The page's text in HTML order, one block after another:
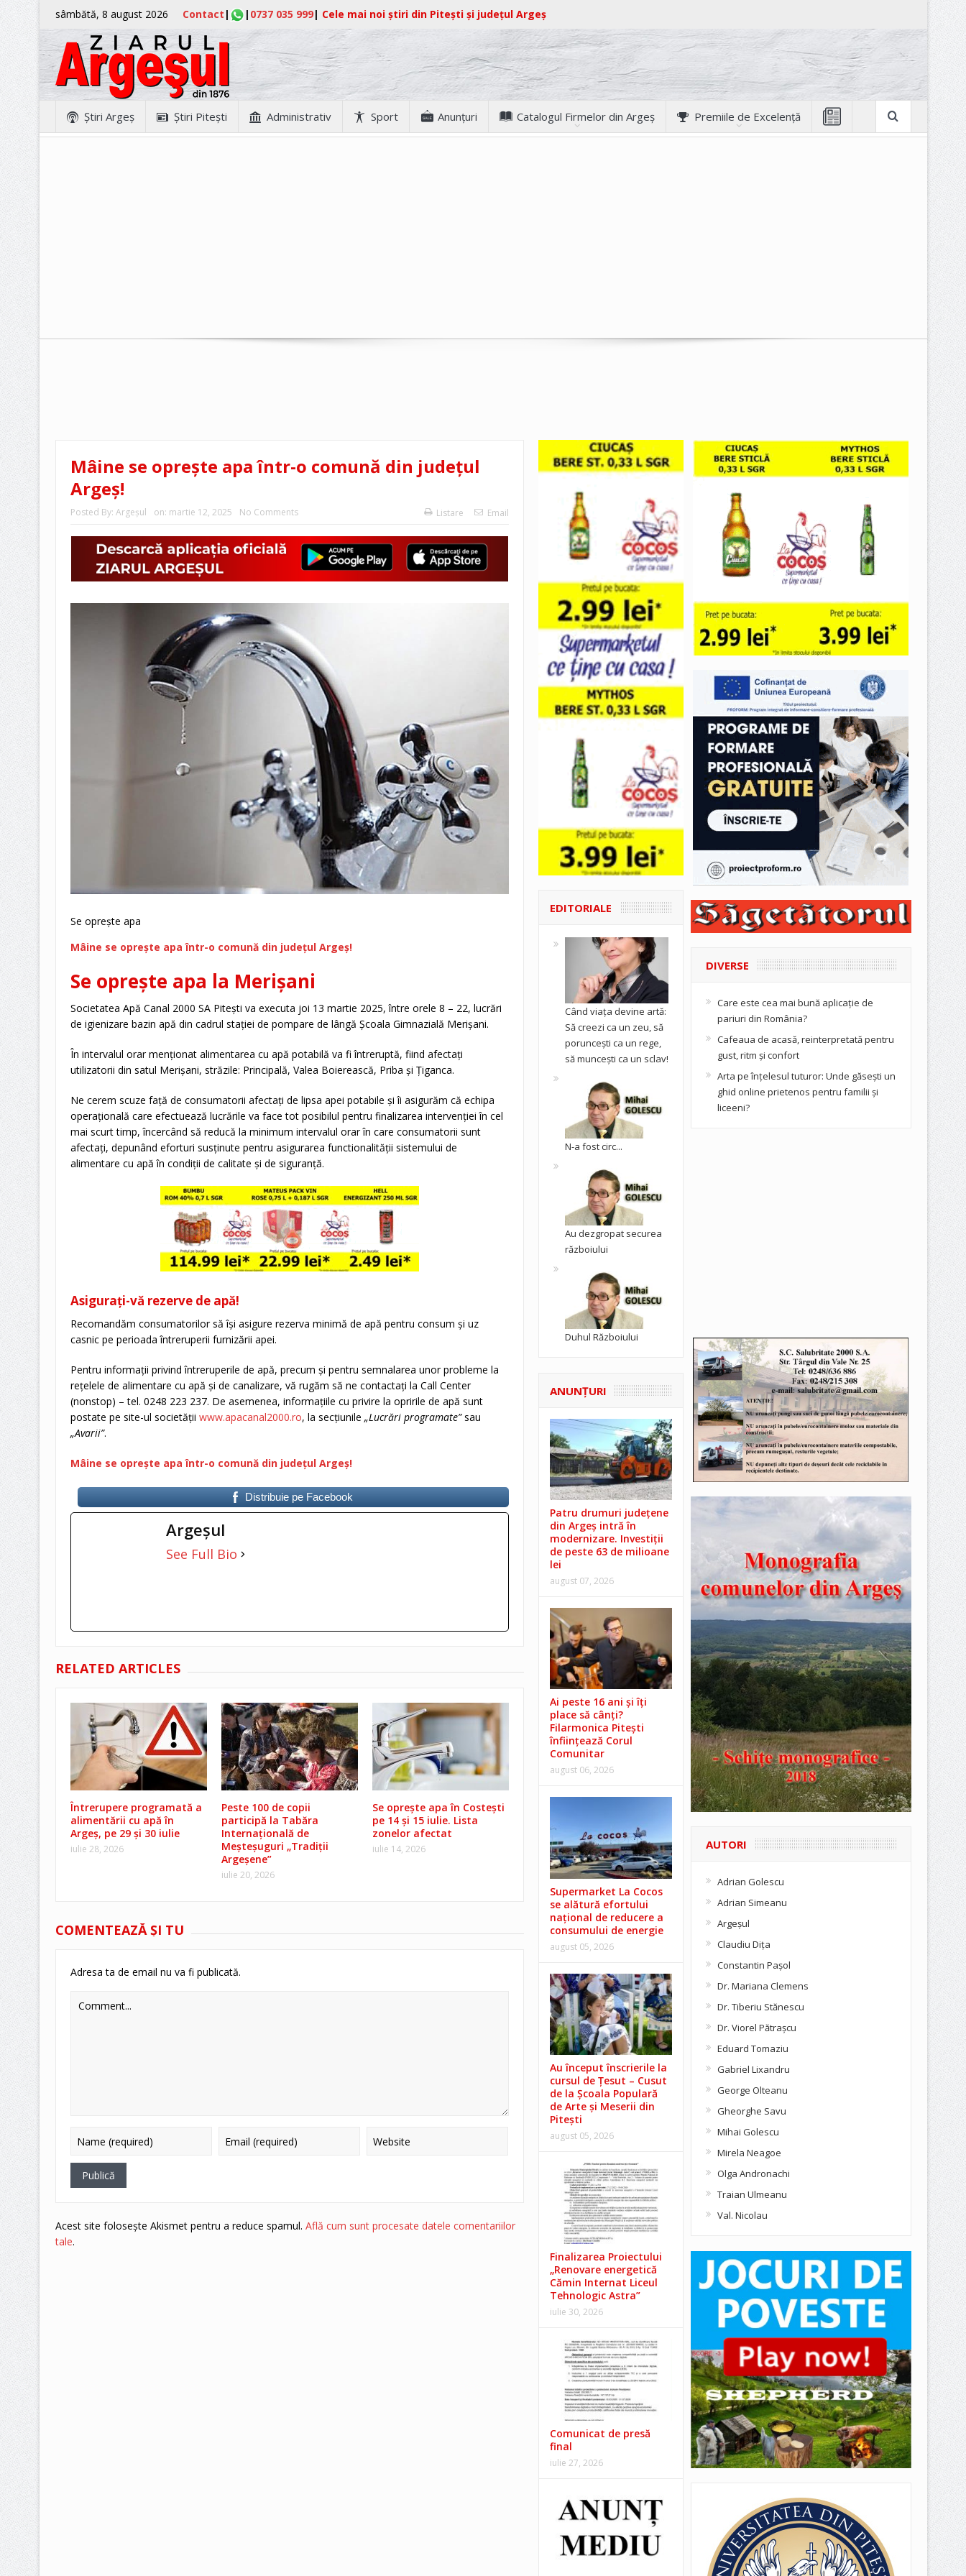
sâmbătă, 8 august 2026 Contact | | 0737 035 999| Cele mai noi știri din Pitești și județul Argeș
Ştiri Argeş Ştiri Piteşti Administrativ Sport Anunţuri Catalogul Firmelor din Argeș Premiile de Excelență
Mâine se oprește apa într-o comună din județul
Argeș!
Posted By: Argeşul on: martie 12, 2025 No Comments Listare Email
Se oprește apa
Mâine se oprește apa într-o comună din județul Argeș!
Se oprește apa la Merișani
Societatea Apă Canal 2000 SA Pitești va executa joi 13 martie 2025, între orele 8 – 22, lucrări
de igienizare bazin apă din cadrul stației de pompare de lângă Școala Gimnazială Merișani.
În intervalul orar menționat alimentarea cu apă potabilă va fi întreruptă, fiind afectați
utilizatorii din satul Merișani, străzile: Principală, Valea Boierească, Priba și Țiganca.
Ne cerem scuze față de consumatorii afectați de lipsa apei potabile și îi asigurăm că echipa
operațională care efectuează lucrările va face tot posibilul pentru finalizarea intervenției în cel
mai scurt timp, încercând să reducă la minimum intervalul orar în care consumatorii sunt
afectați, depunând eforturi susținute pentru asigurarea functionalității sistemului de
alimentare cu apă în condiții de calitate și de siguranță.
Asigurați-vă rezerve de apă!
Recomandăm consumatorilor să își asigure rezerva minimă de apă pentru consum și uz
casnic pe perioada întreruperii furnizării apei.
Pentru informații privind întreruperile de apă, precum și pentru semnalarea unor probleme la
rețelele de alimentare cu apă și de canalizare, vă rugăm să ne contactați la Call Center
(nonstop) – tel. 0248 223 237. De asemenea, informațiile cu privire la opririle de apă sunt
postate pe site-ul societății www.apacanal2000.ro, la secțiunile „Lucrări programate”sau
„Avarii”.
Mâine se oprește apa într-o comună din județul Argeș!
Distribuie pe Facebook
Argeşul
See Full Bio
RELATED ARTICLES
Întrerupere programată a
alimentării cu apă în
Argeș, pe 29 și 30 iulie
iulie 28, 2026
Peste 100 de copii
participă la Tabăra
Internațională de
Meșteșuguri „Tradiții
Argeșene”
iulie 20, 2026
Se oprește apa în Costești
pe 14 și 15 iulie. Lista
zonelor afectat
iulie 14, 2026
COMENTEAZĂ ŞI TU
Adresa ta de email nu va fi publicată.
Acest site folosește Akismet pentru a reduce spamul. Află cum sunt procesate datele comentariilor
tale.
EDITORIALE
Când viața devine artă:
Să creezi ca un zeu, să
poruncești ca un rege,
să muncești ca un sclav!
N-a fost circ...
Au dezgropat securea
războiului
Duhul Războiului
ANUNŢURI
Patru drumuri județene
din Argeș intră în
modernizare. Investiții
de peste 63 de milioane
lei
august 07, 2026
Ai peste 16 ani și îți
place să cânți?
Filarmonica Pitești
înființează Corul
Comunitar
august 06, 2026
Supermarket La Cocos
se alătură efortului
național de reducere a
consumului de energie
august 05, 2026
Au început înscrierile la
cursul de Țesut – Cusut
de la Școala Populară
de Arte și Meserii din
Pitești
august 05, 2026
Finalizarea Proiectului
„Renovare energetică
Cămin Internat Liceul
Tehnologic Astra”
iulie 30, 2026
Comunicat de presă
final
iulie 27, 2026
DIVERSE
Care este cea mai bună aplicație de
pariuri din România?
Cafeaua de acasă, reinterpretată pentru
gust, ritm și confort
Arta pe înțelesul tuturor: Unde găsești un
ghid online prietenos pentru familii și
liceeni?
AUTORI
Adrian Golescu
Adrian Simeanu
Argeşul
Claudiu Diţa
Constantin Pașol
Dr. Mariana Clemens
Dr. Tiberiu Stănescu
Dr. Viorel Pătraşcu
Eduard Tomaziu
Gabriel Lixandru
George Olteanu
Gheorghe Savu
Mihai Golescu
Mirela Neagoe
Olga Andronachi
Traian Ulmeanu
Val. Nicolau